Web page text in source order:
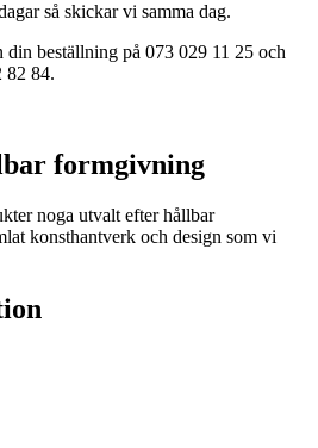
varianter.
De
olika
alternativen
produktsidan
så skickar vi samma dag.
din beställning på 073 029 11 25 och
82 84.
formgivning
noga utvalt efter hållbar
konsthantverk och design som vi